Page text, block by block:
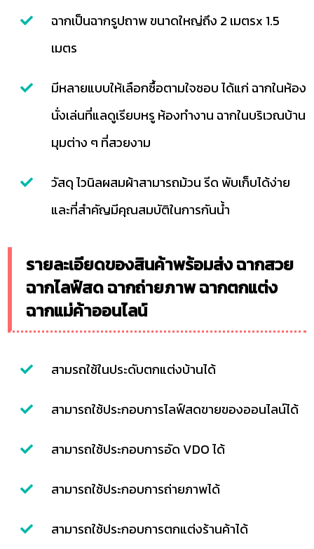
ฉากเป็นฉากรูปถาพ ขนาดใหญ่ถึง 2 เมตรx 1.5
เมตร
มีหลายแบบให้เลือกซื้อตามใจชอบ ได้แก่ ฉากในห้อง
นั่งเล่นที่แลดูเรียบหรู ห้องทำงาน ฉากในบริเวณบ้าน
มุมต่าง ๆ ที่สวยงาม
วัสดุ ไวนิลผสมผ้าสามารถม้วน รีด พับเก็บได้ง่าย
และที่สำคัญมีคุณสมบัติในการกันน้ำ
รายละเอียดของสินค้าพร้อมส่ง ฉากสวย
ฉากไลฟ์สด ฉากถ่ายภาพ ฉากตกแต่ง
ฉากแม่ค้าออนไลน์
สามรถใช้ในประดับตกแต่งบ้านได้
สามารถใช้ประกอบการไลฟ์สดขายของออนไลน์ได้
สามารถใช้ประกอบการอัด VDO ได้
สามารถใช้ประกอบการถ่ายภาพได้
สามารถใช้ประกอบการตกแต่งร้านค้าได้